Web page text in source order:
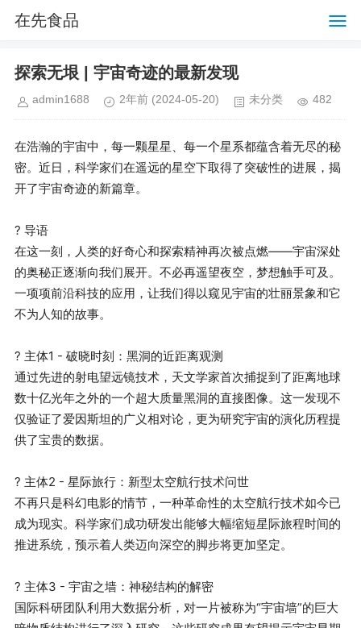
在先食品
探索无垠 | 宇宙奇迹的最新发现
admin1688 2年前 (2024-05-20) 未分类 482
在浩瀚的宇宙中，每一颗星星、每一个星系都蕴含着无尽的秘
密。近日，科学家们在遥远的星空下取得了突破性的进展，揭
开了宇宙奇迹的新篇章。
? 导语
在这一刻，人类的好奇心和探索精神再次被点燃——宇宙深处
的奥秘正逐渐向我们展开。不必再遥望夜空，梦想触手可及。
一项项前沿科技的应用，让我们得以窥见宇宙的壮丽景象和它
不为人知的故事。
? 主体1 - 破晓时刻：黑洞的近距离观测
通过先进的射电望远镜技术，天文学家首次捕捉到了距离地球
数十亿光年之外的一个超大质量黑洞的直接图像。这一发现不
仅验证了爱因斯坦的广义相对论，更为研究宇宙的演化历程提
供了宝贵的数据。
? 主体2 - 星际旅行：新型太空航行技术问世
不再只是科幻电影的情节，一种革命性的太空航行技术如今已
成为现实。科学家们成功研发出能够大幅缩短星际旅程时间的
推进系统，预示着人类迈向深空的脚步将更加坚定。
? 主体3 - 宇宙之墙：神秘结构的解密
国际科研团队利用大数据分析，对一片被称为“宇宙墙”的巨大